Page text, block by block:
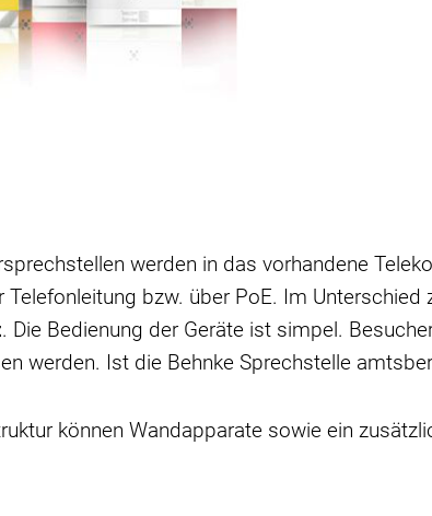
werden in das vorhandene
bzw. über PoE. Im
. Die Bedienung der Geräte ist simpel.
werden. Ist die Behnke Sprechstelle
können Wandapparate sowie ein